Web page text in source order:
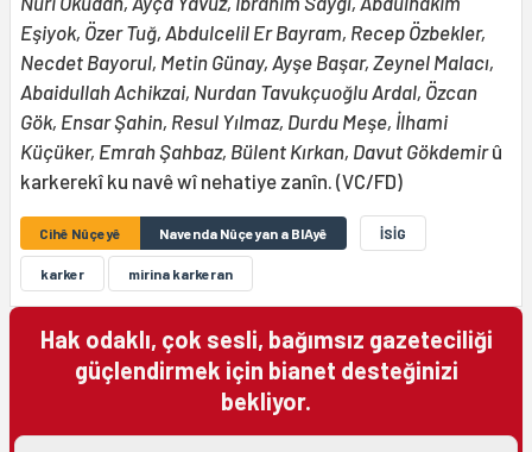
Eşiyok, Özer Tuğ, Abdulcelil Er Bayram, Recep Özbekler,
Necdet Bayorul, Metin Günay, Ayşe Başar, Zeynel Malacı,
Abaidullah Achikzai, Nurdan Tavukçuoğlu Ardal, Özcan
Gök, Ensar Şahin, Resul Yılmaz, Durdu Meşe, İlhami
Küçüker, Emrah Şahbaz, Bülent Kırkan, Davut Gökdemirû
karkerekî ku navê wî nehatiye zanîn. (VC/FD)
Cihê Nûçeyê Navenda Nûçeyan a BIAyê İSİG
karker mirina karkeran
Hak odaklı, çok sesli, bağımsız gazeteciliği
güçlendirmek için bianet desteğinizi
bekliyor.